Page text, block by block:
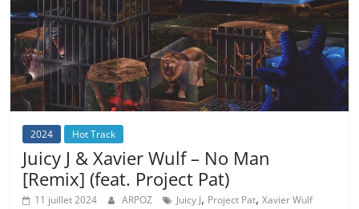
2024 Hot Track
Juicy J & Xavier Wulf – No Man
[Remix] (feat. Project Pat)
11 juillet 2024 ARPOZ Juicy J, Project Pat,Xavier Wulf